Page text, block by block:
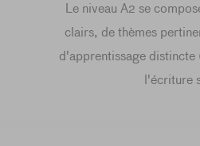
Le niveau A2 se
clairs, de thèmes
d'apprentissage
l'écriture